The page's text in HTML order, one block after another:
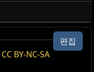
편집
CC BY-NC-SA